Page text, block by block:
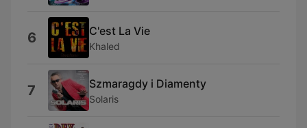
6 C'est La Vie
Khaled
7 Szmaragdy i Diamenty
Solaris